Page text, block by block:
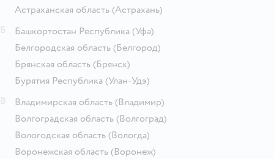
Астраханская область (Астрахань)
Башкортостан Республика (Уфа)
Белгородская область (Белгород)
Брянская область (Брянск)
Бурятия Республика (Улан-Удэ)
Владимирская область (Владимир)
Волгоградская область (Волгоград)
Вологодская область (Вологда)
Воронежская область (Воронеж)